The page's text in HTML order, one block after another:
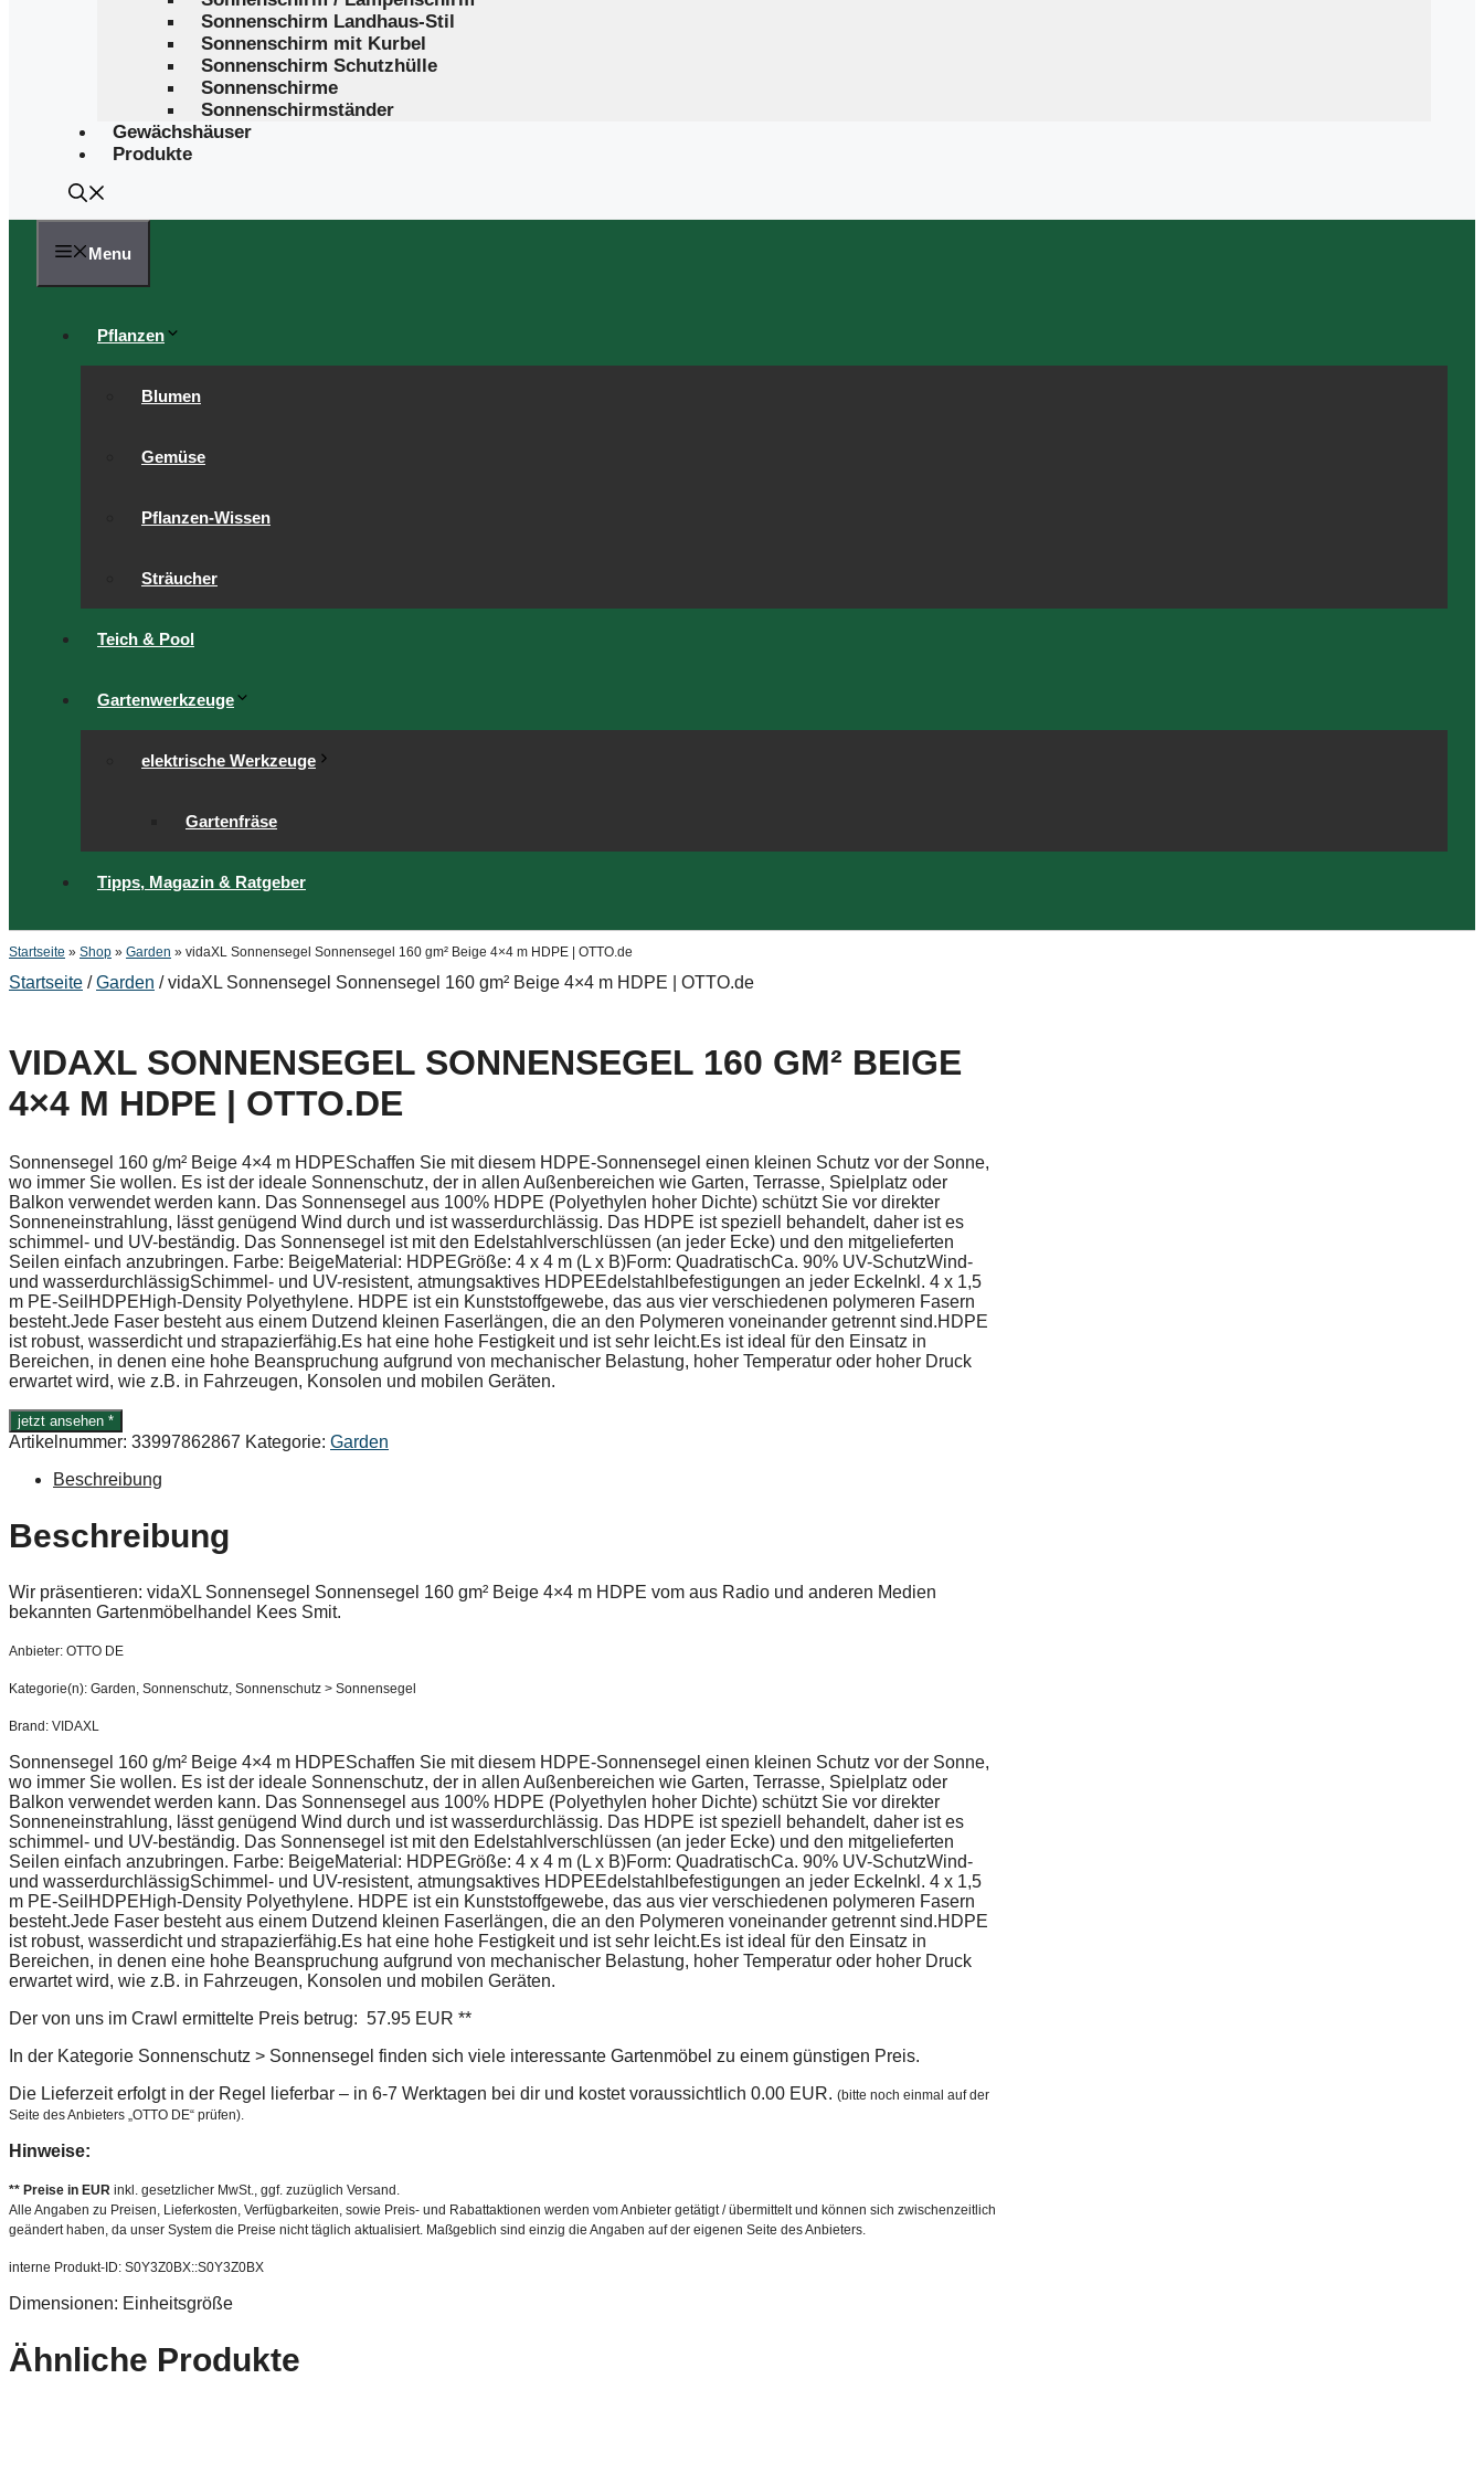
Sonnenschirm Landhaus-Stil
Sonnenschirm mit Kurbel
Sonnenschirm Schutzhülle
Sonnenschirme
Sonnenschirmständer
Gewächshäuser
Produkte
Menu
Pflanzen
Blumen
Gemüse
Pflanzen-Wissen
Sträucher
Teich & Pool
Gartenwerkzeuge
elektrische Werkzeuge
Gartenfräse
Tipps, Magazin & Ratgeber
Startseite » Shop » Garden » vidaXL Sonnensegel Sonnensegel 160 gm² Beige 4×4 m HDPE | OTTO.de
Startseite /Garden / vidaXL Sonnensegel Sonnensegel 160 gm² Beige 4×4 m HDPE | OTTO.de
VIDAXL SONNENSEGEL SONNENSEGEL 160 GM² BEIGE
4×4 M HDPE | OTTO.DE
Sonnensegel 160 g/m² Beige 4×4 m HDPESchaffen Sie mit diesem HDPE-Sonnensegel einen kleinen Schutz vor der Sonne,
wo immer Sie wollen. Es ist der ideale Sonnenschutz, der in allen Außenbereichen wie Garten, Terrasse, Spielplatz oder
Balkon verwendet werden kann. Das Sonnensegel aus 100% HDPE (Polyethylen hoher Dichte) schützt Sie vor direkter
Sonneneinstrahlung, lässt genügend Wind durch und ist wasserdurchlässig. Das HDPE ist speziell behandelt, daher ist es
schimmel- und UV-beständig. Das Sonnensegel ist mit den Edelstahlverschlüssen (an jeder Ecke) und den mitgelieferten
Seilen einfach anzubringen. Farbe: BeigeMaterial: HDPEGröße: 4 x 4 m (L x B)Form: QuadratischCa. 90% UV-SchutzWind-
und wasserdurchlässigSchimmel- und UV-resistent, atmungsaktives HDPEEdelstahlbefestigungen an jeder EckeInkl. 4 x 1,5
m PE-SeilHDPEHigh-Density Polyethylene. HDPE ist ein Kunststoffgewebe, das aus vier verschiedenen polymeren Fasern
besteht.Jede Faser besteht aus einem Dutzend kleinen Faserlängen, die an den Polymeren voneinander getrennt sind.HDPE
ist robust, wasserdicht und strapazierfähig.Es hat eine hohe Festigkeit und ist sehr leicht.Es ist ideal für den Einsatz in
Bereichen, in denen eine hohe Beanspruchung aufgrund von mechanischer Belastung, hoher Temperatur oder hoher Druck
erwartet wird, wie z.B. in Fahrzeugen, Konsolen und mobilen Geräten.
jetzt ansehen *
Artikelnummer: 33997862867 Kategorie: Garden
Beschreibung
Beschreibung
Wir präsentieren: vidaXL Sonnensegel Sonnensegel 160 gm² Beige 4×4 m HDPE vom aus Radio und anderen Medien
bekannten Gartenmöbelhandel Kees Smit.
Anbieter: OTTO DE
Kategorie(n): Garden, Sonnenschutz, Sonnenschutz > Sonnensegel
Brand: VIDAXL
Sonnensegel 160 g/m² Beige 4×4 m HDPESchaffen Sie mit diesem HDPE-Sonnensegel einen kleinen Schutz vor der Sonne,
wo immer Sie wollen. Es ist der ideale Sonnenschutz, der in allen Außenbereichen wie Garten, Terrasse, Spielplatz oder
Balkon verwendet werden kann. Das Sonnensegel aus 100% HDPE (Polyethylen hoher Dichte) schützt Sie vor direkter
Sonneneinstrahlung, lässt genügend Wind durch und ist wasserdurchlässig. Das HDPE ist speziell behandelt, daher ist es
schimmel- und UV-beständig. Das Sonnensegel ist mit den Edelstahlverschlüssen (an jeder Ecke) und den mitgelieferten
Seilen einfach anzubringen. Farbe: BeigeMaterial: HDPEGröße: 4 x 4 m (L x B)Form: QuadratischCa. 90% UV-SchutzWind-
und wasserdurchlässigSchimmel- und UV-resistent, atmungsaktives HDPEEdelstahlbefestigungen an jeder EckeInkl. 4 x 1,5
m PE-SeilHDPEHigh-Density Polyethylene. HDPE ist ein Kunststoffgewebe, das aus vier verschiedenen polymeren Fasern
besteht.Jede Faser besteht aus einem Dutzend kleinen Faserlängen, die an den Polymeren voneinander getrennt sind.HDPE
ist robust, wasserdicht und strapazierfähig.Es hat eine hohe Festigkeit und ist sehr leicht.Es ist ideal für den Einsatz in
Bereichen, in denen eine hohe Beanspruchung aufgrund von mechanischer Belastung, hoher Temperatur oder hoher Druck
erwartet wird, wie z.B. in Fahrzeugen, Konsolen und mobilen Geräten.
Der von uns im Crawl ermittelte Preis betrug: 57.95 EUR **
In der Kategorie Sonnenschutz > Sonnensegel finden sich viele interessante Gartenmöbel zu einem günstigen Preis.
Die Lieferzeit erfolgt in der Regel lieferbar – in 6-7 Werktagen bei dir und kostet voraussichtlich 0.00 EUR. (bitte noch einmal auf der
Seite des Anbieters „OTTO DE“ prüfen).
Hinweise:
** Preise in EUR inkl. gesetzlicher MwSt., ggf. zuzüglich Versand.
Alle Angaben zu Preisen, Lieferkosten, Verfügbarkeiten, sowie Preis- und Rabattaktionen werden vom Anbieter getätigt / übermittelt und können sich zwischenzeitlich
geändert haben, da unser System die Preise nicht täglich aktualisiert. Maßgeblich sind einzig die Angaben auf der eigenen Seite des Anbieters.
interne Produkt-ID: S0Y3Z0BX::S0Y3Z0BX
Dimensionen: Einheitsgröße
Ähnliche Produkte